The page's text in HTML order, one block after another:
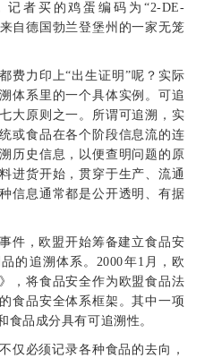
者买的鸡蛋编码为“2-DE-
自德国勃兰登堡州的一家无笼
费力印上“出生证明”呢？实际
体系里的一个具体实例。可追
大原则之一。所谓可追溯，实
或食品在各个阶段信息流的连
历史信息，以便查明问题的原
进货开始，贯穿于生产、流通
信息通常都是公开透明、有据
件，欧盟开始筹备建立食品安
的追溯体系。2000年1月，欧
，将食品安全作为欧盟食品法
食品安全体系框架。其中一项
食品成分具有可追溯性。
仅必须记录各种食品的去向，